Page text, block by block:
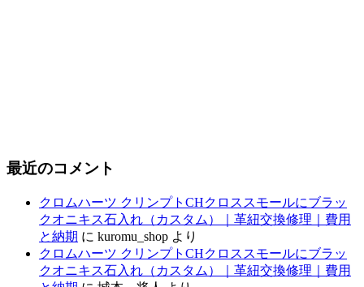
最近のコメント
クロムハーツ クリンプトCHクロススモールにブラッ
クオニキス石入れ（カスタム）｜革紐交換修理｜費用
と納期 に kuromu_shop より
クロムハーツ クリンプトCHクロススモールにブラッ
クオニキス石入れ（カスタム）｜革紐交換修理｜費用